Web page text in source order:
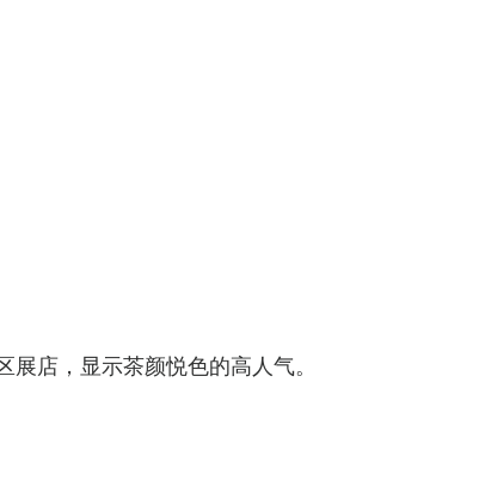
店，显示茶颜悦色的高人气。